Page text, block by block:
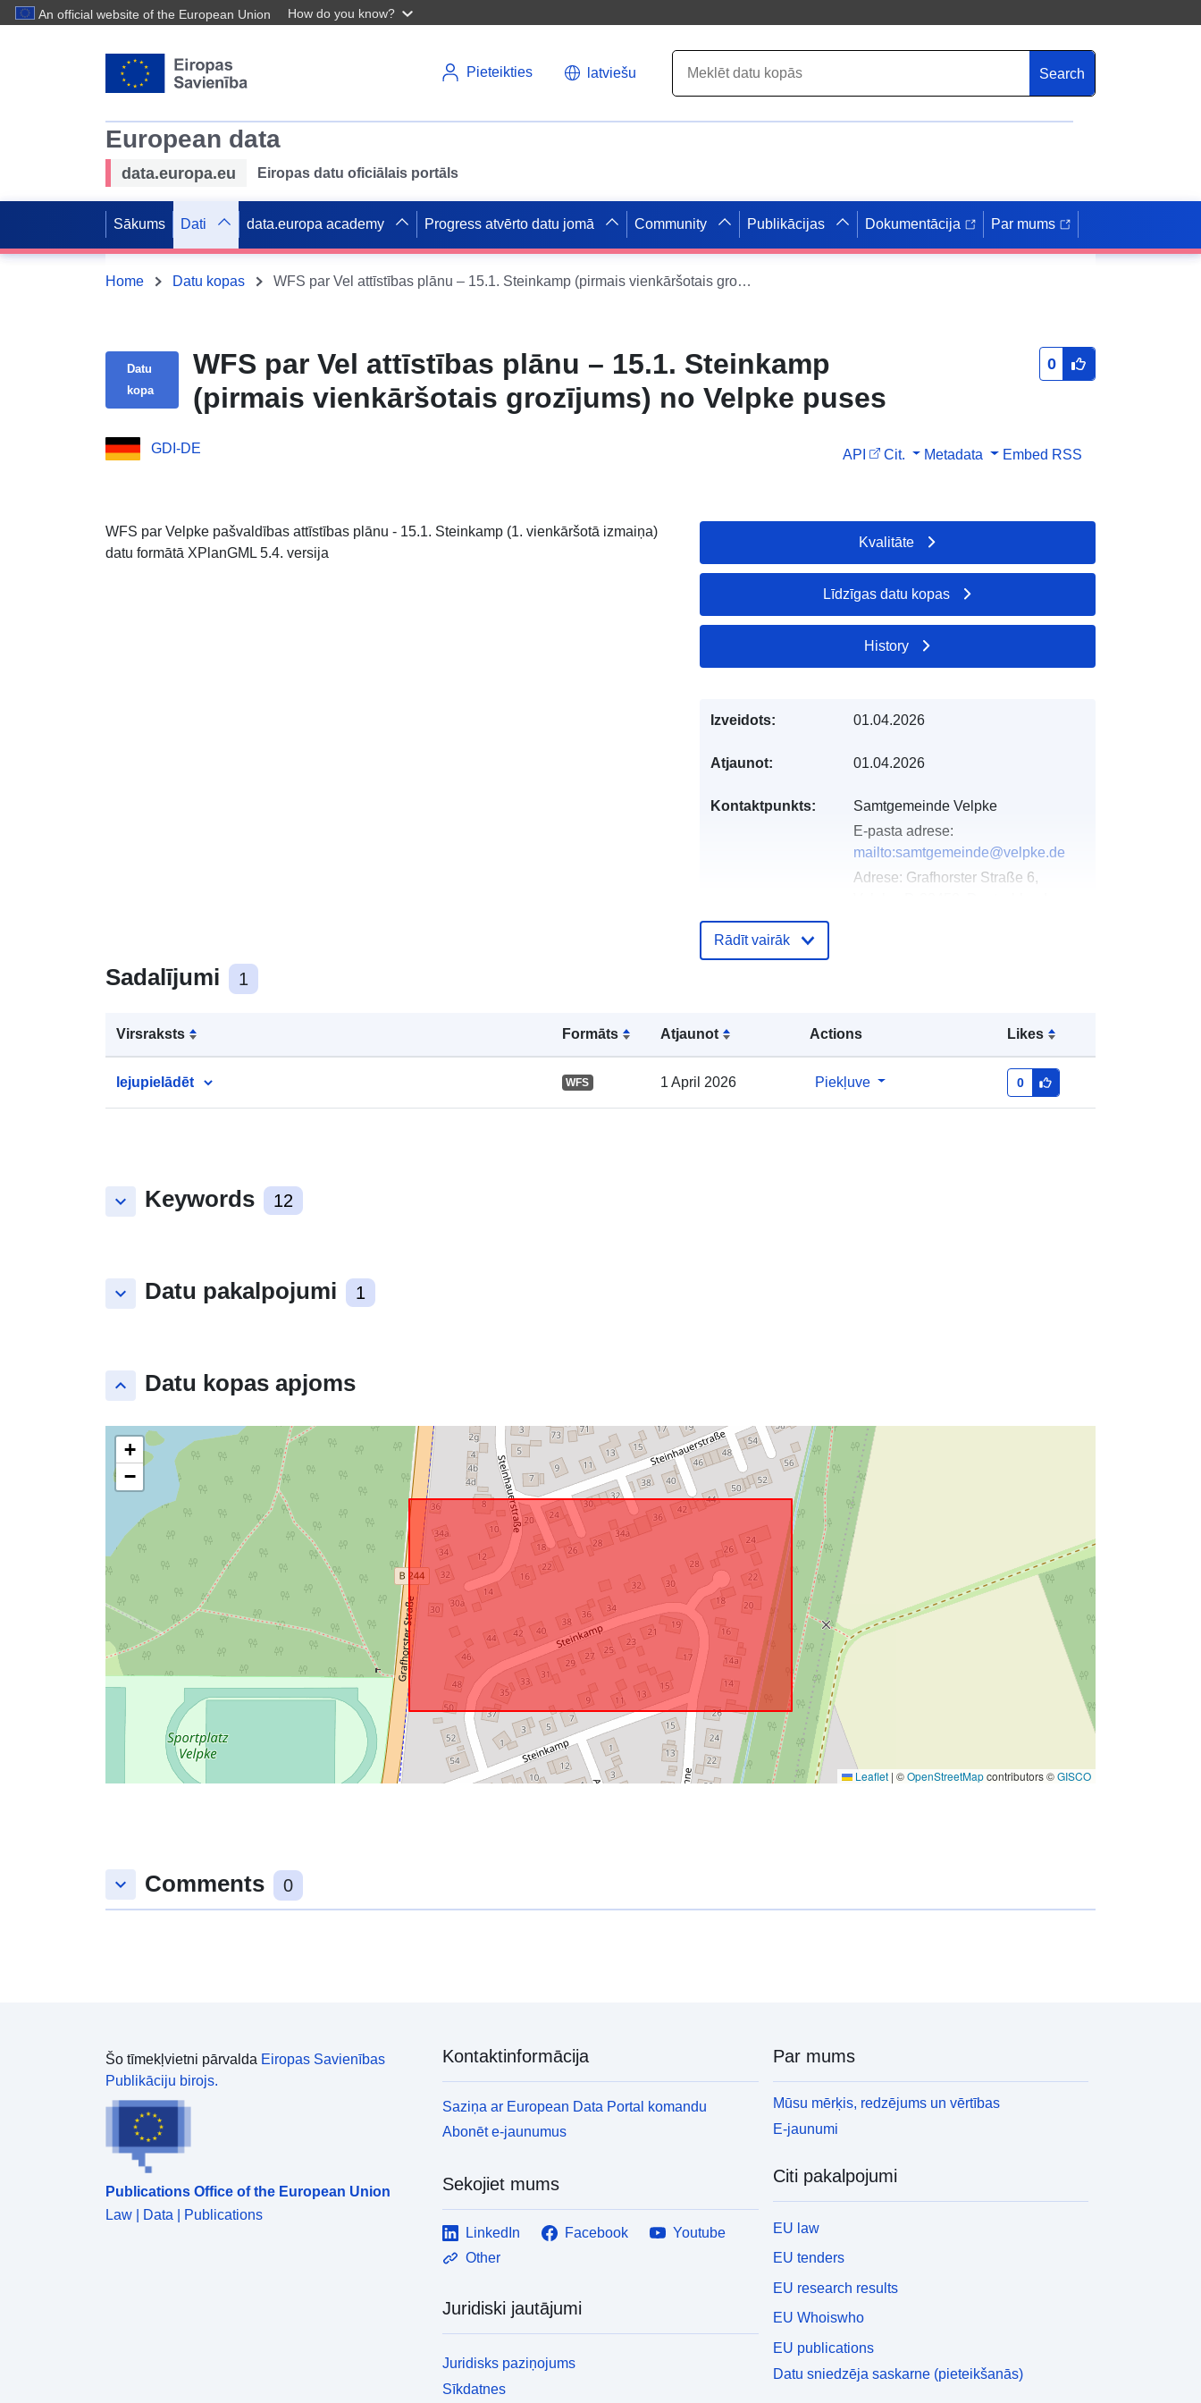
An official website of the European Union How do you know?
Pieteikties latviešu Search
European data
data.europa.eu Eiropas datu oficiālais portāls
Sākums Dati data.europa academy Progress atvērto datu jomā Community Publikācijas Dokumentācija Par mums
Home Datu kopas WFS par Vel attīstības plānu – 15.1. Steinkamp (pirmais vienkāršotais grozījums) no Velpke puses
Datu
kopa
WFS par Vel attīstības plānu – 15.1. Steinkamp
(pirmais vienkāršotais grozījums) no Velpke puses
0
GDI-DE API Cit. Metadata Embed RSS
WFS par Velpke pašvaldības attīstības plānu - 15.1. Steinkamp (1. vienkāršotā izmaiņa)
datu formātā XPlanGML 5.4. versija
Sadalījumi 1
Virsraksts Formāts Atjaunot Actions Likes
lejupielādēt WFS 1 April 2026 Piekļuve 0
keyboard_arrow_down Keywords 12
keyboard_arrow_down Datu pakalpojumi 1
keyboard_arrow_up Datu kopas apjoms
+
−
Leaflet | ©OpenStreetMapcontributors ©GISCO
Kvalitāte
Līdzīgas datu kopas
History
Izveidots: 01.04.2026
Atjaunot: 01.04.2026
Kontaktpunkts:
Samtgemeinde Velpke
E-pasta adrese:
mailto:samtgemeinde@velpke.de
Adrese: Grafhorster Straße 6,
04 August 2026
Ģeogrāfiskā
atrašanās vieta:
Koordinātes:
52.4132409 ], [ 10.943878,
Rādīt vairāk
keyboard_arrow_down Comments 0
Šo tīmekļvietni pārvalda Eiropas Savienības
Publikāciju birojs.
Publications Office of the European Union
Law | Data | Publications
Kontaktinformācija
Saziņa ar European Data Portal komandu
Abonēt e-jaunumus
Sekojiet mums
LinkedIn Facebook
Youtube
Other
Juridiski jautājumi
Juridisks paziņojums
Sīkdatnes
Par mums
Mūsu mērķis, redzējums un vērtības
E-jaunumi
Citi pakalpojumi
EU law
EU tenders
EU research results
EU Whoiswho
EU publications
Datu sniedzēja saskarne (pieteikšanās)